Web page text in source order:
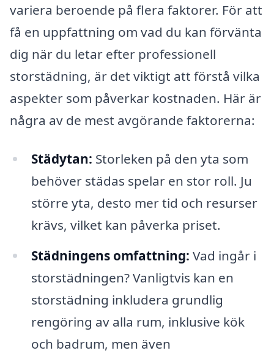
variera beroende på flera faktorer. För att
få en uppfattning om vad du kan förvänta
dig när du letar efter professionell
storstädning, är det viktigt att förstå vilka
aspekter som påverkar kostnaden. Här är
några av de mest avgörande faktorerna:
Städytan: Storleken på den yta som
behöver städas spelar en stor roll. Ju
större yta, desto mer tid och resurser
krävs, vilket kan påverka priset.
Städningens omfattning: Vad ingår i
storstädningen? Vanligtvis kan en
storstädning inkludera grundlig
rengöring av alla rum, inklusive kök
och badrum, men även